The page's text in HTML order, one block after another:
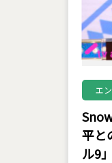
エ
平と
ル9